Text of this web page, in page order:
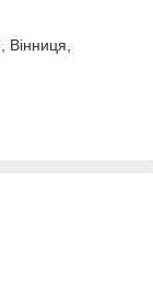
Вінниця,